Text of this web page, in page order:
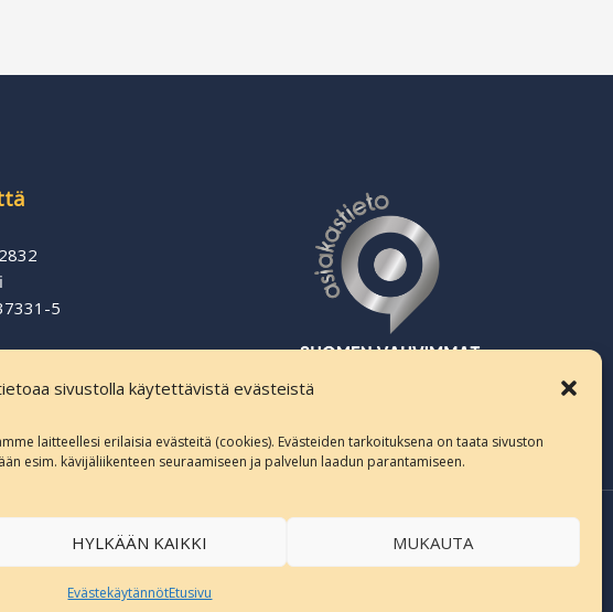
sivustolla käytettävistä evästeistä
laitteellesi erilaisia evästeitä (cookies). Evästeiden tarkoituksena on taata sivuston
esim. kävijäliikenteen seuraamiseen ja palvelun laadun parantamiseen.
HYLKÄÄN KAIKKI MUKAUTA
EvästekäytännötEtusivu
5